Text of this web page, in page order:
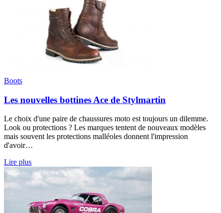
Boots
Les nouvelles bottines Ace de Stylmartin
Le choix d'une paire de chaussures moto est toujours un dilemme.
Look ou protections ? Les marques tentent de nouveaux modèles
mais souvent les protections malléoles donnent l'impression
d'avoir…
Lire plus